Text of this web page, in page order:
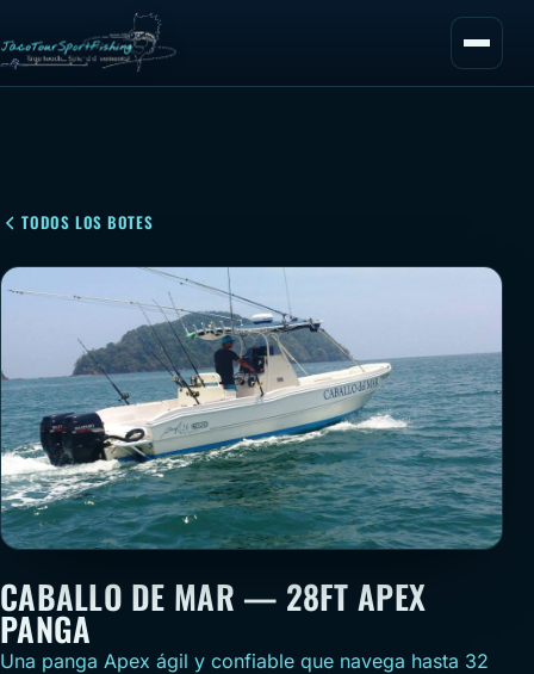
TODOS LOS BOTES
CABALLO DE MAR — 28FT APEX
PANGA
Una panga Apex ágil y confiable que navega hasta 32